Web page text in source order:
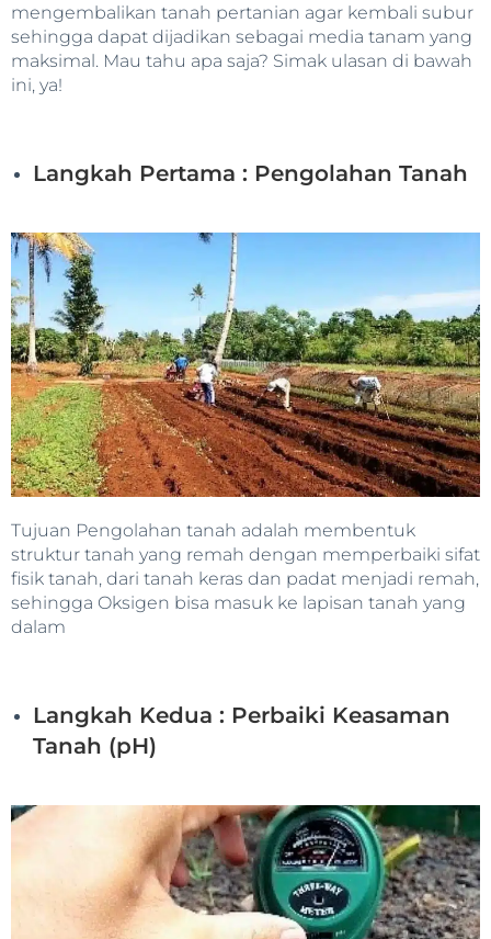
mengembalikan tanah pertanian agar kembali subur
sehingga dapat dijadikan sebagai media tanam yang
maksimal. Mau tahu apa saja? Simak ulasan di bawah
ini, ya!
Langkah Pertama : Pengolahan Tanah
Tujuan Pengolahan tanah adalah membentuk
struktur tanah yang remah dengan memperbaiki sifat
fisik tanah, dari tanah keras dan padat menjadi remah,
sehingga Oksigen bisa masuk ke lapisan tanah yang
dalam
Langkah Kedua : Perbaiki Keasaman
Tanah (pH)